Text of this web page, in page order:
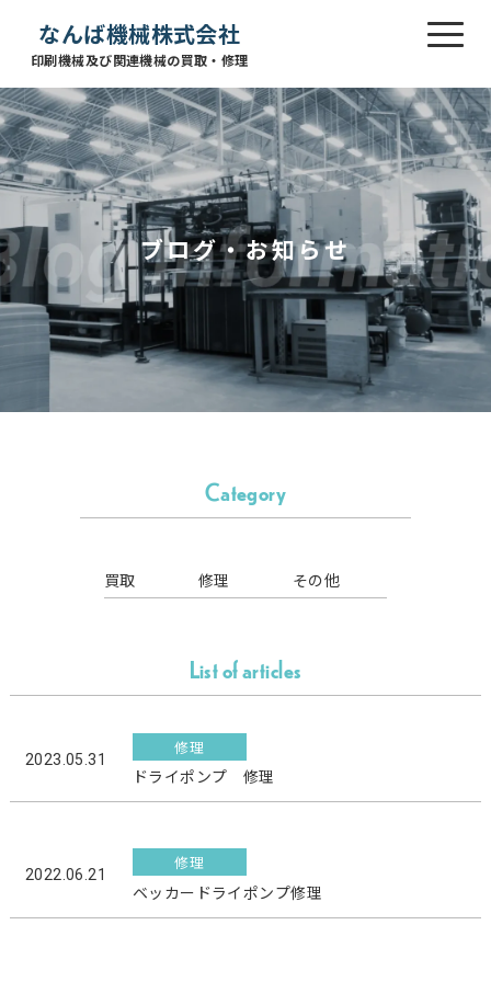
なんば機械株式会社
印刷機械及び関連機械の買取・修理
ブログ・お知らせ
Category
買取 修理 その他
List of articles
2023.05.31
修理
ドライポンプ 修理
2022.06.21
修理
ベッカードライポンプ修理